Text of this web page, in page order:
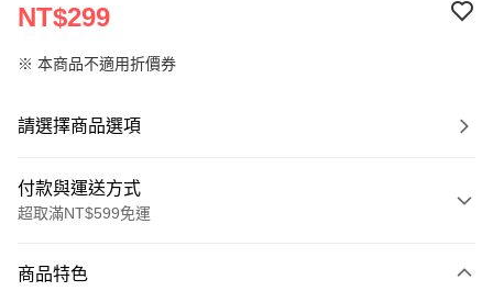
NT$299
※ 本商品不適用折價券
請選擇商品選項
付款與運送方式
超取滿NT$599免運
信用卡一次付款
商品特色